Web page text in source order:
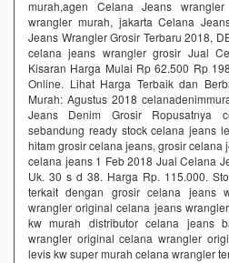
murah,agen Celana Jeans
wrangler murah, jakarta Celana
Jeans Wrangler Grosir Terbaru 2018,
celana jeans wrangler grosir Jual
Kisaran Harga Mulai Rp 62.500 Rp
Online. Lihat Harga Terbaik dan
Murah: Agustus 2018
Jeans Denim Grosir Ropusatnya
sebandung ready stock celana jeans
hitam grosir celana jeans, grosir
celana jeans 1 Feb 2018 Jual Celana
Uk. 30 s d 38. Harga Rp. 115.000.
terkait dengan grosir celana jeans
wrangler original celana jeans
kw murah distributor celana jeans
wrangler original celana wrangler
levis kw super murah celana wrangler